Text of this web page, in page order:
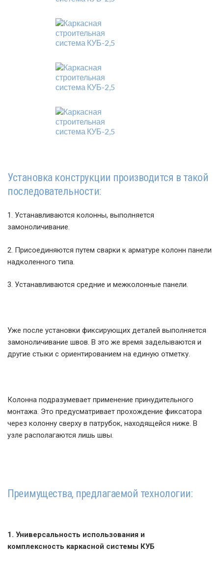
Установка конструкции производится в такой
последовательности:
1. Устанавливаются колонны, выполняется
замоноличивание.
2. Присоединяются путем сварки к арматуре колонн панели
надколенного типа.
3. Устанавливаются средние и межколонные панели.
Уже после установки фиксирующих деталей выполняется
замоноличивание швов. В это же время заделываются и
другие стыки с ориентированием на единую отметку.
Колонна подразумевает применение принудительного
монтажа. Это предусматривает прохождение фиксатора
через колонну сверху в патрубок, находящейся ниже. В
узле располагаются лишь швы.
Преимущества, предлагаемой технологии:
1. Универсальность использования и
комплексность каркасной системы КУБ